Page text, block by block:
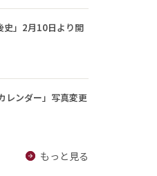
史」2月10日より開
レンダー」写真変更
もっと見る